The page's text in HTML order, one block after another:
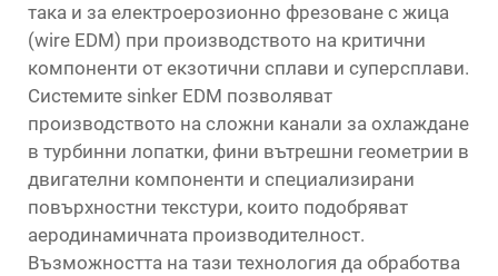
така и за електроерозионно фрезоване с жица
(wire EDM) при производството на критични
компоненти от екзотични сплави и суперсплави.
Системите sinker EDM позволяват
производството на сложни канали за охлаждане
в турбинни лопатки, фини вътрешни геометрии в
двигателни компоненти и специализирани
повърхностни текстури, които подобряват
аеродинамичната производителност.
Възможността на тази технология да обработва